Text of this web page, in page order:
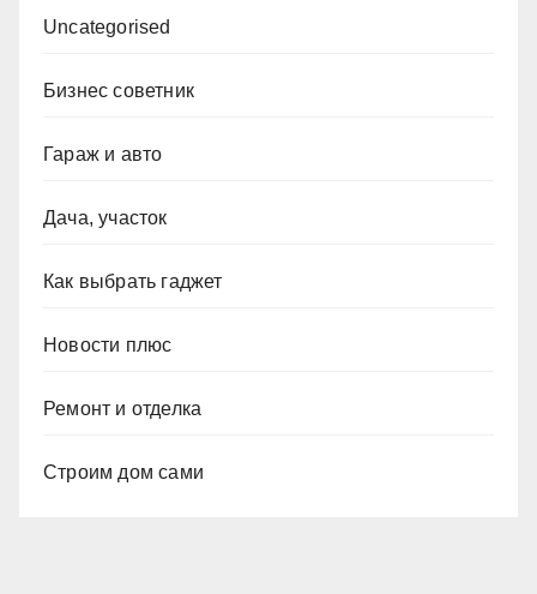
Uncategorised
Бизнес советник
Гараж и авто
Дача, участок
Как выбрать гаджет
Новости плюс
Ремонт и отделка
Строим дом сами